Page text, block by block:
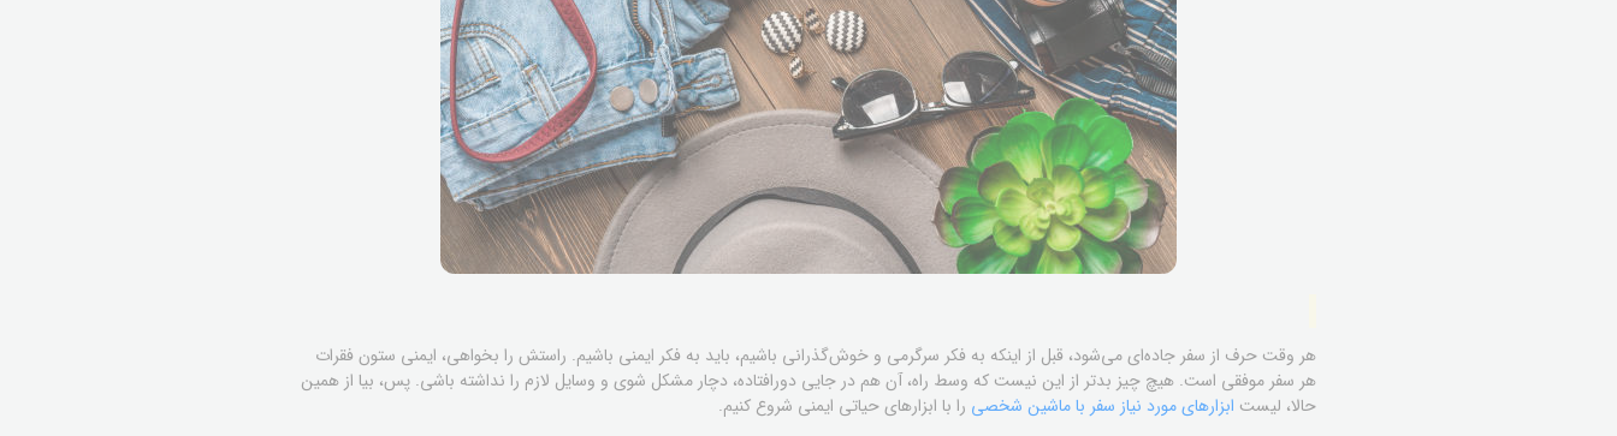
هر وقت حرف از سفر جاده‌ای می‌شود، قبل از اینکه به فکر سرگرمی و خوش‌گذرانی باشیم، باید به فکر ایمنی باشیم. راستش را بخواهی، ایمنی ستون فقرات
هر سفر موفقی است. هیچ چیز بدتر از این نیست که وسط راه، آن هم در جایی دورافتاده، دچار مشکل شوی و وسایل لازم را نداشته باشی. پس، بیا از همین
حالا، لیست ابزارهای مورد نیاز سفر با ماشین شخصی را با ابزارهای حیاتی ایمنی شروع کنیم.